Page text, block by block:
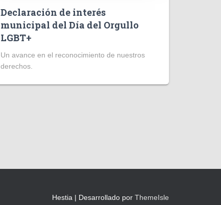
Declaración de interés
municipal del Día del Orgullo
LGBT+
Un avance en el reconocimiento de nuestros
derechos.
Hestia | Desarrollado por ThemeIsle